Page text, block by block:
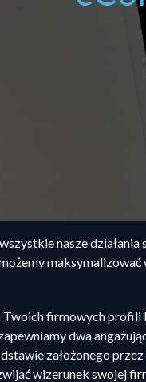
nasze
Twoich firmowych
dwa
założonego
wizerunek swojej